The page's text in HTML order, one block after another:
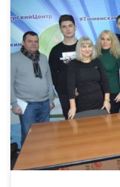
25 ноября 2021 года в
НКО» состоялся
сектора «Рецепт личного